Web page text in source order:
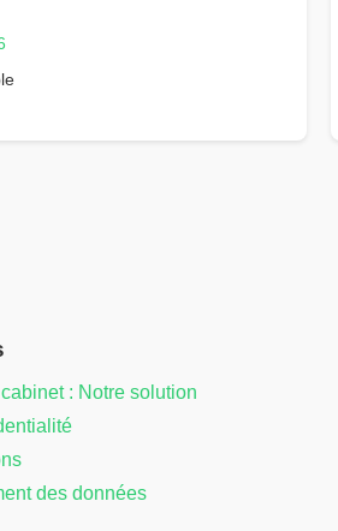
: Notre solution
des données